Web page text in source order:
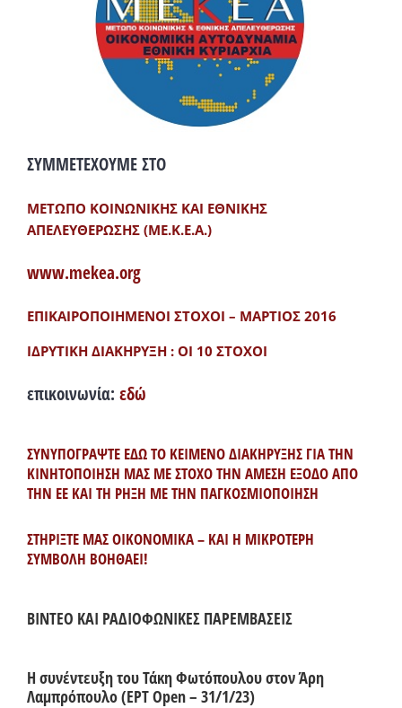
ΣΥΜΜΕΤΕΧΟΥΜΕ ΣΤΟ
ΜΕΤΩΠΟ ΚΟΙΝΩΝΙΚΗΣ ΚΑΙ ΕΘΝΙΚΗΣ
ΑΠΕΛΕΥΘΕΡΩΣΗΣ (ΜΕ.Κ.Ε.Α.)
www.mekea.org
ΕΠΙΚΑΙΡΟΠΟΙΗΜΕΝΟΙ ΣΤΟΧΟΙ – ΜΑΡΤΙΟΣ 2016
ΙΔΡΥΤΙΚΗ ΔΙΑΚΗΡΥΞΗ : ΟΙ 10 ΣΤΟΧΟΙ
επικοινωνία: εδώ
ΣΥΝΥΠΟΓΡΑΨΤΕ ΕΔΩ ΤΟ ΚΕΙΜΕΝΟ ΔΙΑΚΗΡΥΞΗΣ ΓΙΑ ΤΗΝ
ΚΙΝΗΤΟΠΟΙΗΣΗ ΜΑΣ ΜΕ ΣΤΟΧΟ ΤΗΝ ΑΜΕΣΗ ΕΞΟΔΟ ΑΠΟ
ΤΗΝ ΕΕ ΚΑΙ ΤΗ ΡΗΞΗ ΜΕ ΤΗΝ ΠΑΓΚΟΣΜΙΟΠΟΙΗΣΗ
ΣΤΗΡΙΞΤΕ ΜΑΣ ΟΙΚΟΝΟΜΙΚΑ – ΚΑΙ Η ΜΙΚΡΟΤΕΡΗ
ΣΥΜΒΟΛΗ ΒΟΗΘΑΕΙ!
ΒΙΝΤΕΟ ΚΑΙ ΡΑΔΙΟΦΩΝΙΚΕΣ ΠΑΡΕΜΒΑΣΕΙΣ
Η συνέντευξη του Τάκη Φωτόπουλου στον Άρη
Λαμπρόπουλο (ΕΡΤ Open – 31/1/23)